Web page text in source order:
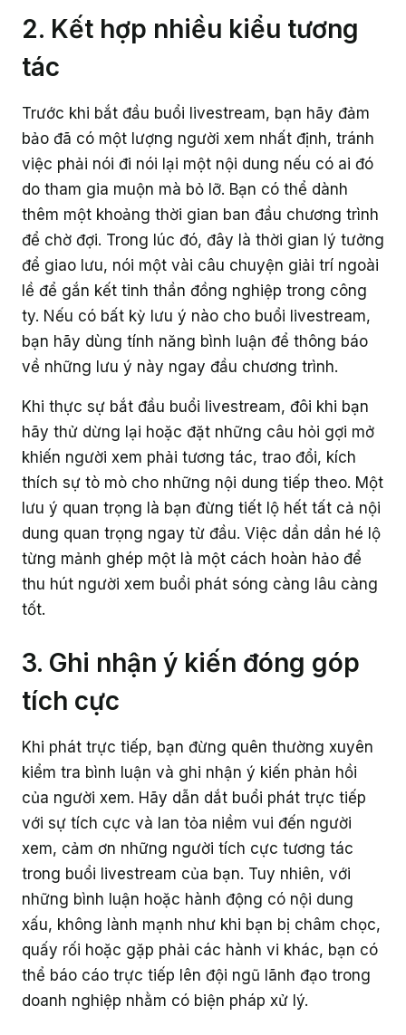
2. Kết hợp nhiều kiểu tương
tác
Trước khi bắt đầu buổi livestream, bạn hãy đảm
bảo đã có một lượng người xem nhất định, tránh
việc phải nói đi nói lại một nội dung nếu có ai đó
do tham gia muộn mà bỏ lỡ. Bạn có thể dành
thêm một khoảng thời gian ban đầu chương trình
để chờ đợi. Trong lúc đó, đây là thời gian lý tưởng
để giao lưu, nói một vài câu chuyện giải trí ngoài
lề để gắn kết tinh thần đồng nghiệp trong công
ty. Nếu có bất kỳ lưu ý nào cho buổi livestream,
bạn hãy dùng tính năng bình luận để thông báo
về những lưu ý này ngay đầu chương trình.
Khi thực sự bắt đầu buổi livestream, đôi khi bạn
hãy thử dừng lại hoặc đặt những câu hỏi gợi mở
khiến người xem phải tương tác, trao đổi, kích
thích sự tò mò cho những nội dung tiếp theo. Một
lưu ý quan trọng là bạn đừng tiết lộ hết tất cả nội
dung quan trọng ngay từ đầu. Việc dần dần hé lộ
từng mảnh ghép một là một cách hoàn hảo để
thu hút người xem buổi phát sóng càng lâu càng
tốt.
3. Ghi nhận ý kiến đóng góp
tích cực
Khi phát trực tiếp, bạn đừng quên thường xuyên
kiểm tra bình luận và ghi nhận ý kiến phản hồi
của người xem. Hãy dẫn dắt buổi phát trực tiếp
với sự tích cực và lan tỏa niềm vui đến người
xem, cảm ơn những người tích cực tương tác
trong buổi livestream của bạn. Tuy nhiên, với
những bình luận hoặc hành động có nội dung
xấu, không lành mạnh như khi bạn bị châm chọc,
quấy rối hoặc gặp phải các hành vi khác, bạn có
thể báo cáo trực tiếp lên đội ngũ lãnh đạo trong
doanh nghiệp nhằm có biện pháp xử lý.